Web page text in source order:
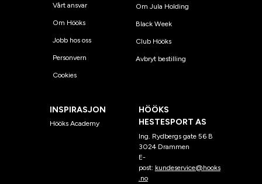
Vårt ansvar
Om Hööks
Jobb hos oss
Personvern
Cookies
Om Jula Holding
Black Week
Club Hööks
Avbryt bestilling
INSPIRASJON
Hööks Academy
HÖÖKS
HESTESPORT AS
Ing. Rydbergs gate 56 B
3024 Drammen
E-
post: kundeservice@hooks
.no